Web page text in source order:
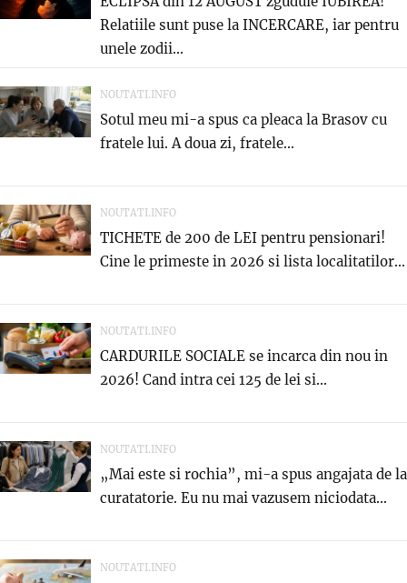
Relatiile sunt puse la INCERCARE, iar pentru
unele zodii...
NOUTATI.INFO
Sotul meu mi-a spus ca pleaca la Brasov cu
fratele lui. A doua zi, fratele...
NOUTATI.INFO
TICHETE de 200 de LEI pentru pensionari!
Cine le primeste in 2026 si lista localitatilor...
NOUTATI.INFO
CARDURILE SOCIALE se incarca din nou in
2026! Cand intra cei 125 de lei si...
NOUTATI.INFO
„Mai este si rochia”, mi-a spus angajata de la
curatatorie. Eu nu mai vazusem niciodata...
NOUTATI.INFO